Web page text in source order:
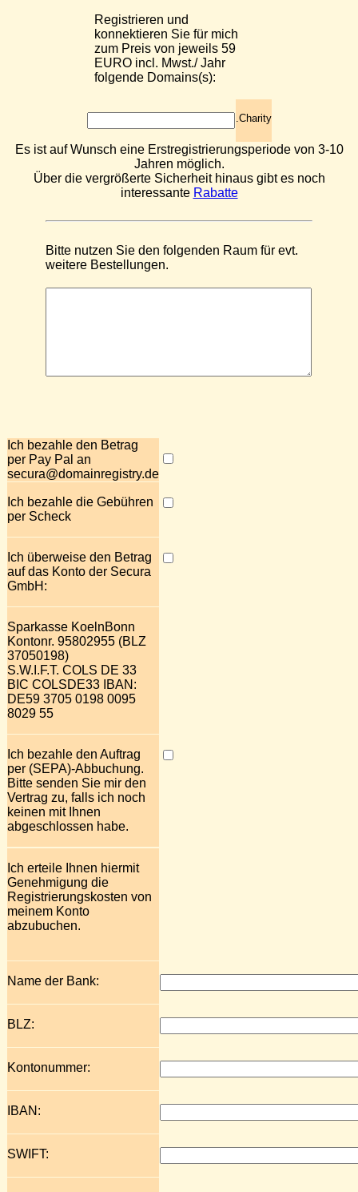
Registrieren und
konnektieren Sie für mich
zum Preis von jeweils 59
EURO incl. Mwst./ Jahr
folgende Domains(s):
.Charity
Es ist auf Wunsch eine Erstregistrierungsperiode von 3-10
Jahren möglich.
Über die vergrößerte Sicherheit hinaus gibt es noch
interessante Rabatte
Bitte nutzen Sie den folgenden Raum für evt.
weitere Bestellungen.
Ich bezahle den Betrag
per Pay Pal an
secura@domainregistry.de
Ich bezahle die Gebühren
per Scheck
Ich überweise den Betrag
auf das Konto der Secura
GmbH:
Sparkasse KoelnBonn
Kontonr. 95802955 (BLZ
37050198)
S.W.I.F.T. COLS DE 33
BIC COLSDE33 IBAN:
DE59 3705 0198 0095
8029 55
Ich bezahle den Auftrag
per (SEPA)-Abbuchung.
Bitte senden Sie mir den
Vertrag zu, falls ich noch
keinen mit Ihnen
abgeschlossen habe.
Ich erteile Ihnen hiermit
Genehmigung die
Registrierungskosten von
meinem Konto
abzubuchen.
Name der Bank:
BLZ:
Kontonummer:
IBAN:
SWIFT: